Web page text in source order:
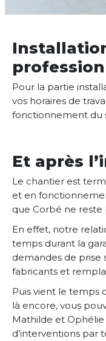
Pour la partie
vos horaires de
fonctionnement du
Et après
Le chantier est
et en
que Corbé ne reste
En effet, notre
temps durant la
demandes de prise
fabricants et
Puis vient le temps
là encore, vous
Mathilde et
d’interventions par